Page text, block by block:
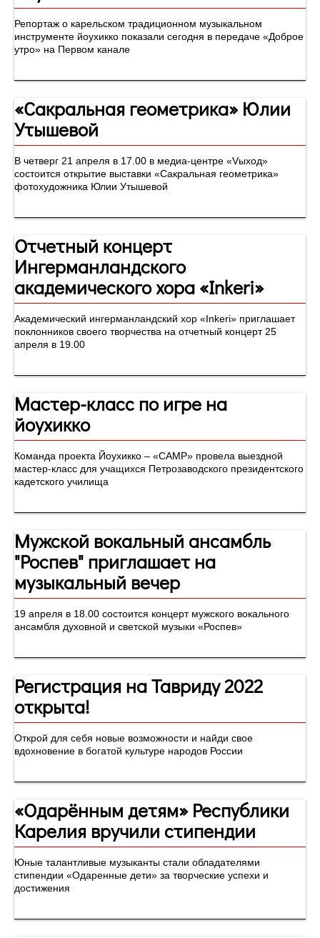
Репортаж о карельском традиционном музыкальном
инструменте йоухикко показали сегодня в передаче «Доброе
утро» на Первом канале
«Сакральная геометрика» Юлии
Утышевой
В четверг 21 апреля в 17.00 в медиа-центре «Vыход»
состоится открытие выставки «Сакральная геометрика»
фотохудожника Юлии Утышевой
Отчетный концерт
Ингерманландского
академического хора «Inkeri»
​​​​​​​Академический ингерманландский хор «Inkeri» приглашает
поклонников своего творчества на отчетный концерт 25
апреля в 19.00
Мастер-класс по игре на
йоухикко
Команда проекта Йоухикко – «CAMP» провела выездной
мастер-класс для учащихся Петрозаводского президентского
кадетского училища
Мужской вокальный ансамбль
"Роспев" приглашает на
музыкальный вечер
​​​​​​​19 апреля в 18.00 состоится концерт мужского вокального
ансамбля духовной и светской музыки «Роспев»
Регистрация на Тавриду 2022
открыта!
Открой для себя новые возможности и найди свое
вдохновение в богатой культуре народов России
«Одарённым детям» Республики
Карелия вручили стипендии
Юные талантливые музыканты стали обладателями
стипендии «Одаренные дети» за творческие успехи и
достижения